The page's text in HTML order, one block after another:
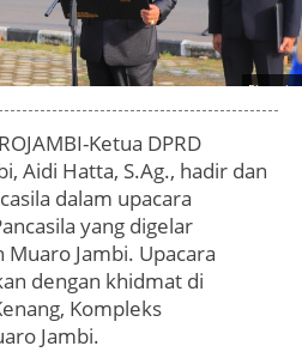
Photo by
Ketua DPRD
Aidi Hatta, S.Ag., hadir dan
dalam upacara
yang digelar
Jambi. Upacara
dengan khidmat di
Kompleks
Jambi.